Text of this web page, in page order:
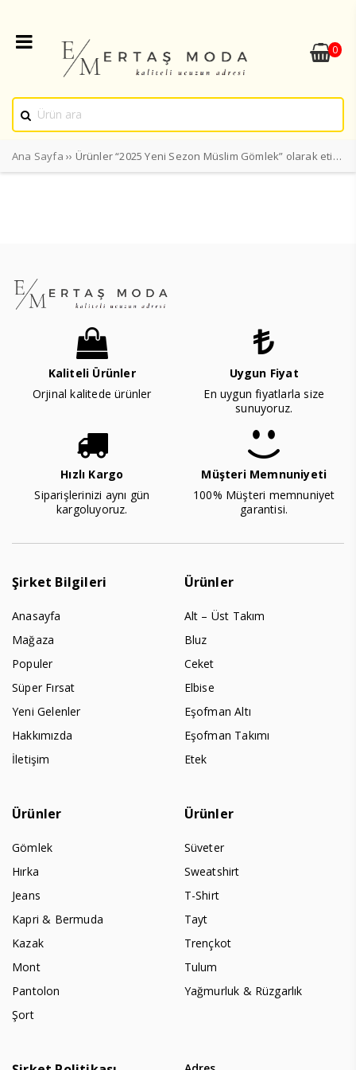
0
Ana Sayfa ›› Ürünler “2025 Yeni Sezon Müslim Gömlek” olarak etiketlendi
Kaliteli Ürünler
Orjinal kalitede ürünler
Uygun Fiyat
En uygun fiyatlarla size
sunuyoruz.
Hızlı Kargo
Siparişlerinizi aynı gün
kargoluyoruz.
Müşteri Memnuniyeti
100% Müşteri memnuniyet
garantisi.
Şirket Bilgileri
Anasayfa
Mağaza
Populer
Süper Fırsat
Yeni Gelenler
Hakkımızda
İletişim
Ürünler
Alt – Üst Takım
Bluz
Ceket
Elbise
Eşofman Altı
Eşofman Takımı
Etek
Ürünler
Gömlek
Hırka
Jeans
Kapri & Bermuda
Kazak
Mont
Pantolon
Şort
Ürünler
Süveter
Sweatshirt
T-Shirt
Tayt
Trençkot
Tulum
Yağmurluk & Rüzgarlık